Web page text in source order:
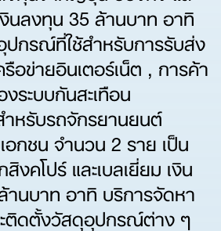
นลงทุน 35 ล้านบาท อาทิ
กรณ์ที่ใช้สำหรับการรับส่ง
อข่ายอินเตอร์เน็ต , การค้า
ระบบกันสะเทือน
หรับรถจักรยานยนต์
กชน จำนวน 2 ราย เป็น
งคโปร์ และเบลเยี่ยม เงิน
นบาท อาทิ บริการจัดหา
ติดตั้งวัสดุอุปกรณ์ต่าง ๆ